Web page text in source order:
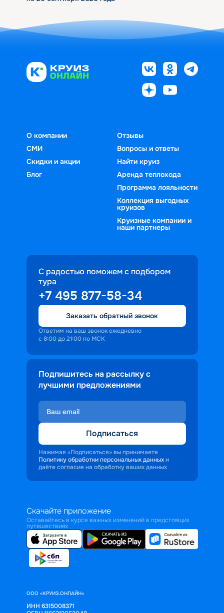
О компании
СМИ
Скидки и акции
Блог
Отзывы
Вопросы и ответы
Найти круиз
Аренда теплохода
Программа лояльности
Коллекция выгодных
круизов
Круизные компании и
наши партнеры
С радостью поможем с подбором
тура
+7 495 877-58-34
Заказать обратный звонок
Ответим на ваш звонок ежедневно
с 8:00 до 21:00 по МСК
Подпишитесь на рассылку с
лучшими предложениями
Подписаться
Нажимая «Подписаться» вы принимаете
Политику обработки персональных данных и
даёте согласие на обработку ваших данных
Скачайте приложение
Оставайтесь в курсе важных изменений в предстоящих
путешествиях
ООО «КРУИЗ.ОНЛАЙН»
ИНН 6315008371